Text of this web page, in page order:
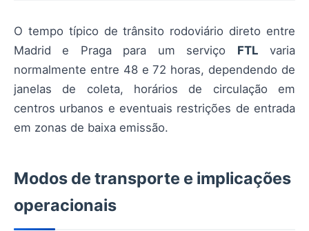
O tempo típico de trânsito rodoviário direto entre
Madrid e Praga para um serviço FTL varia
normalmente entre 48 e 72 horas, dependendo de
janelas de coleta, horários de circulação em
centros urbanos e eventuais restrições de entrada
em zonas de baixa emissão.
Modos de transporte e implicações
operacionais